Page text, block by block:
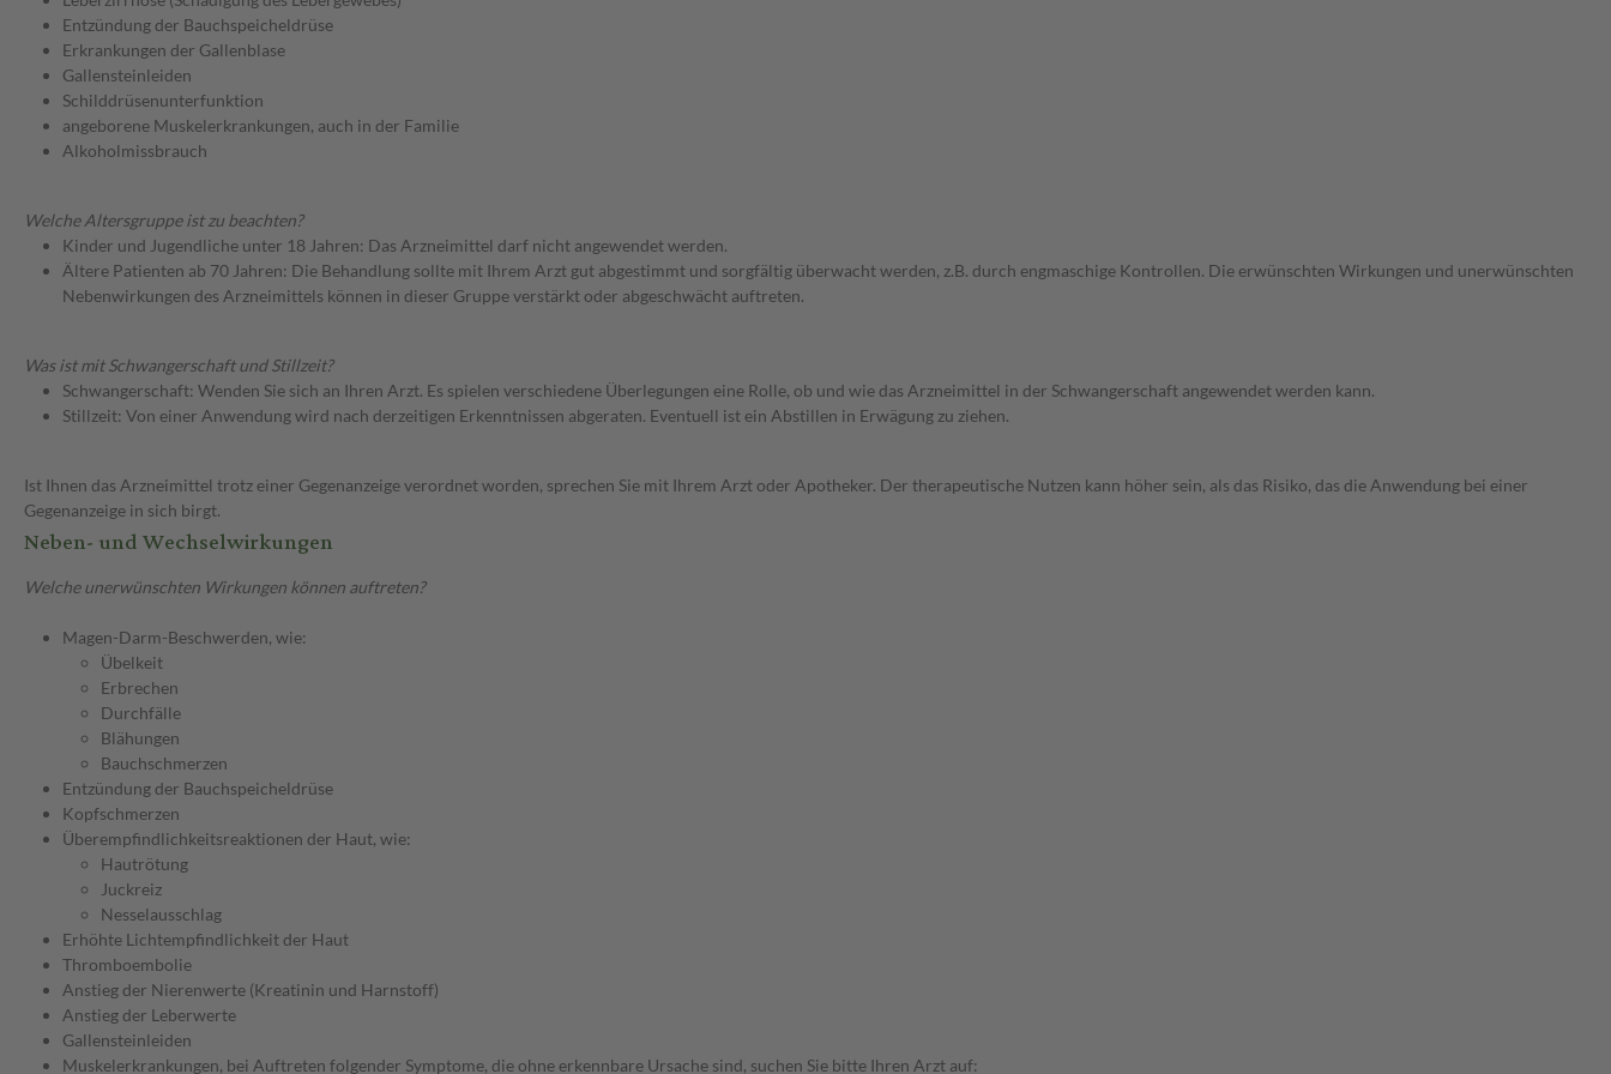
Entzündung der Bauchspeicheldrüse
Erkrankungen der Gallenblase
Gallensteinleiden
Schilddrüsenunterfunktion
angeborene Muskelerkrankungen, auch in der Familie
Alkoholmissbrauch
Welche Altersgruppe ist zu beachten?
Kinder und Jugendliche unter 18 Jahren: Das Arzneimittel darf nicht angewendet werden.
Ältere Patienten ab 70 Jahren: Die Behandlung sollte mit Ihrem Arzt gut abgestimmt und sorgfältig überwacht werden, z.B. durch engmaschige Kontrollen. Die erwünschten Wirkungen und unerwünschten
Nebenwirkungen des Arzneimittels können in dieser Gruppe verstärkt oder abgeschwächt auftreten.
Was ist mit Schwangerschaft und Stillzeit?
Schwangerschaft: Wenden Sie sich an Ihren Arzt. Es spielen verschiedene Überlegungen eine Rolle, ob und wie das Arzneimittel in der Schwangerschaft angewendet werden kann.
Stillzeit: Von einer Anwendung wird nach derzeitigen Erkenntnissen abgeraten. Eventuell ist ein Abstillen in Erwägung zu ziehen.
Ist Ihnen das Arzneimittel trotz einer Gegenanzeige verordnet worden, sprechen Sie mit Ihrem Arzt oder Apotheker. Der therapeutische Nutzen kann höher sein, als das Risiko, das die Anwendung bei einer
Gegenanzeige in sich birgt.
Neben- und Wechselwirkungen
Welche unerwünschten Wirkungen können auftreten?
Magen-Darm-Beschwerden, wie:
Übelkeit
Erbrechen
Durchfälle
Blähungen
Bauchschmerzen
Entzündung der Bauchspeicheldrüse
Kopfschmerzen
Überempfindlichkeitsreaktionen der Haut, wie:
Hautrötung
Juckreiz
Nesselausschlag
Erhöhte Lichtempfindlichkeit der Haut
Thromboembolie
Anstieg der Nierenwerte (Kreatinin und Harnstoff)
Anstieg der Leberwerte
Gallensteinleiden
Muskelerkrankungen, bei Auftreten folgender Symptome, die ohne erkennbare Ursache sind, suchen Sie bitte Ihren Arzt auf: